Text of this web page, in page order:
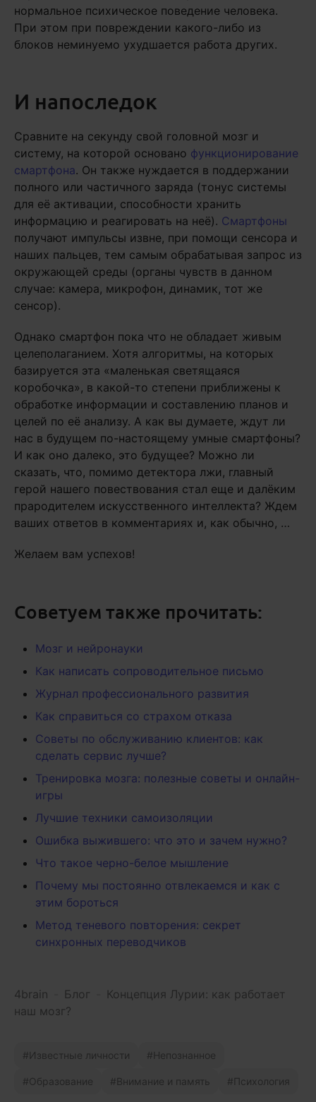
нормальное психическое поведение человека.
При этом при повреждении какого-либо из
блоков неминуемо ухудшается работа других.
И напоследок
Сравните на секунду свой головной мозг и
систему, на которой основано функционирование
смартфона. Он также нуждается в поддержании
полного или частичного заряда (тонус системы
для её активации, способности хранить
информацию и реагировать на неё). Смартфоны
получают импульсы извне, при помощи сенсора и
наших пальцев, тем самым обрабатывая запрос из
окружающей среды (органы чувств в данном
случае: камера, микрофон, динамик, тот же
сенсор).
Однако смартфон пока что не обладает живым
целеполаганием. Хотя алгоритмы, на которых
базируется эта «маленькая светящаяся
коробочка», в какой-то степени приближены к
обработке информации и составлению планов и
целей по её анализу. А как вы думаете, ждут ли
нас в будущем по-настоящему умные смартфоны?
И как оно далеко, это будущее? Можно ли
сказать, что, помимо детектора лжи, главный
герой нашего повествования стал еще и далёким
прародителем искусственного интеллекта? Ждем
ваших ответов в комментариях и, как обычно, …
Желаем вам успехов!
Советуем также прочитать:
Мозг и нейронауки
Как написать сопроводительное письмо
Журнал профессионального развития
Как справиться со страхом отказа
Советы по обслуживанию клиентов: как
сделать сервис лучше?
Тренировка мозга: полезные советы и онлайн-
игры
Лучшие техники самоизоляции
Ошибка выжившего: что это и зачем нужно?
Что такое черно-белое мышление
Почему мы постоянно отвлекаемся и как с
этим бороться
Метод теневого повторения: секрет
синхронных переводчиков
4brain Блог
Концепция Лурии: как работает
наш мозг?
Известные личности Непознанное
Образование Внимание и память Психология